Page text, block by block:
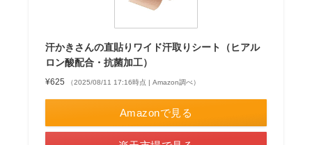
汗かきさんの直貼りワイド汗取りシート（ヒアル
ロン酸配合・抗菌加工）
¥625 （2025/08/11 17:16時点 | Amazon調べ）
Amazonで見る